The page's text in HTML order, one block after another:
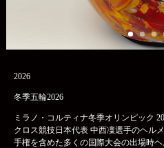
2026
冬季五輪2026
ミラノ・コルティナ冬季オリンピック
クロス競技日本代表 中西凜選手のヘル
手権を含めた多くの国際大会の出場時